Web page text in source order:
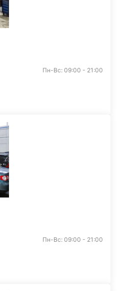
Пн-Вс: 09:00 - 21:00
Пн-Вс: 09:00 - 21:00